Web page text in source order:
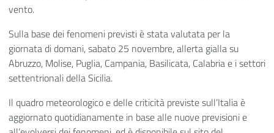
vento.
Sulla base dei fenomeni previsti è stata valutata per la
giornata di domani, sabato 25 novembre, allerta gialla su
Abruzzo, Molise, Puglia, Campania, Basilicata, Calabria e i settori
settentrionali della Sicilia.
Il quadro meteorologico e delle criticità previste sull’Italia è
aggiornato quotidianamente in base alle nuove previsioni e